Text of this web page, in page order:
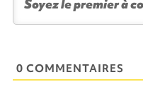
0 COMMENTAIRES